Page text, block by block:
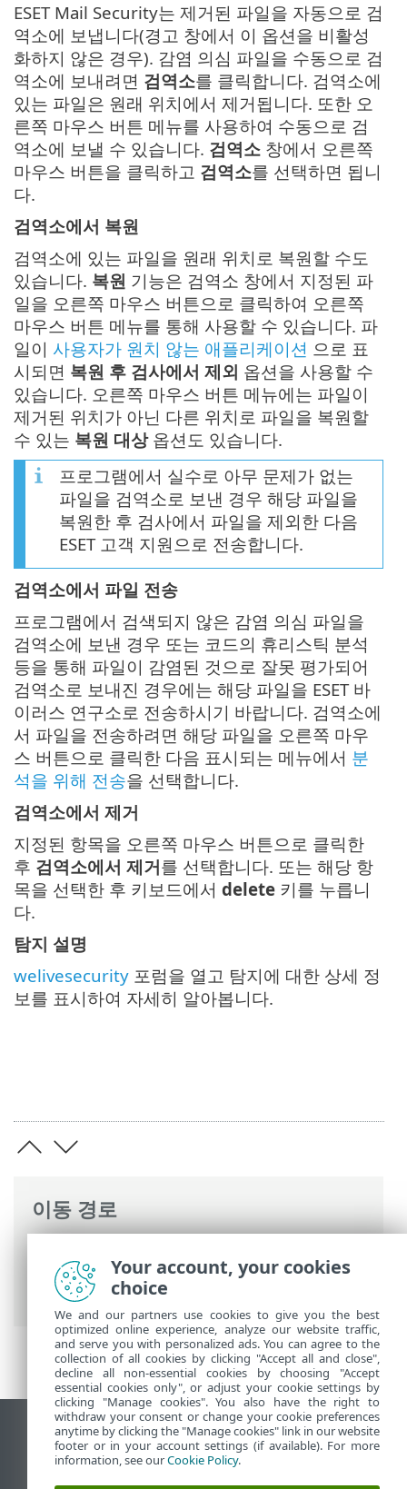
이동 경로
명령과 함께 ESET Mail Security>도구> 검
역소
ESET Mail Security는 제거된 파일을 자동으로 검
역소에 보냅니다(경고 창에서 이 옵션을 비활성
화하지 않은 경우). 감염 의심 파일을 수동으로 검
역소에 보내려면 검역소를 클릭합니다. 검역소에
있는 파일은 원래 위치에서 제거됩니다. 또한 오
른쪽 마우스 버튼 메뉴를 사용하여 수동으로 검
역소에 보낼 수 있습니다. 검역소 창에서 오른쪽
마우스 버튼을 클릭하고 검역소를 선택하면 됩니
다.
검역소에서 복원
검역소에 있는 파일을 원래 위치로 복원할 수도
있습니다. 복원 기능은 검역소 창에서 지정된 파
일을 오른쪽 마우스 버튼으로 클릭하여 오른쪽
마우스 버튼 메뉴를 통해 사용할 수 있습니다. 파
일이 사용자가 원치 않는 애플리케이션 으로 표
시되면 복원 후 검사에서 제외 옵션을 사용할 수
있습니다. 오른쪽 마우스 버튼 메뉴에는 파일이
제거된 위치가 아닌 다른 위치로 파일을 복원할
수 있는 복원 대상옵션도 있습니다.
프로그램에서 실수로 아무 문제가 없는
파일을 검역소로 보낸 경우 해당 파일을
복원한 후 검사에서 파일을 제외한 다음
ESET 고객 지원으로 전송합니다.
검역소에서 파일 전송
프로그램에서 검색되지 않은 감염 의심 파일을
검역소에 보낸 경우 또는 코드의 휴리스틱 분석
등을 통해 파일이 감염된 것으로 잘못 평가되어
검역소로 보내진 경우에는 해당 파일을 ESET 바
이러스 연구소로 전송하시기 바랍니다. 검역소에
서 파일을 전송하려면 해당 파일을 오른쪽 마우
스 버튼으로 클릭한 다음 표시되는 메뉴에서 분
석을 위해 전송을 선택합니다.
검역소에서 제거
지정된 항목을 오른쪽 마우스 버튼으로 클릭한
후 검역소에서 제거를 선택합니다. 또는 해당 항
목을 선택한 후 키보드에서 delete 키를 누릅니
다.
탐지 설명
welivesecurity 포럼을 열고 탐지에 대한 상세 정
보를 표시하여 자세히 알아봅니다.
데스크톱 사이트 보기
End of Life
Your account, your cookies
choice
We and our partners use cookies to give you the best
optimized online experience, analyze our website traffic,
and serve you with personalized ads. You can agree to the
collection of all cookies by clicking "Accept all and close",
decline all non-essential cookies by choosing "Accept
essential cookies only", or adjust your cookie settings by
clicking "Manage cookies". You also have the right to
withdraw your consent or change your cookie preferences
anytime by clicking the "Manage cookies" link in our website
footer or in your account settings (if available). For more
information, see ourCookie Policy.